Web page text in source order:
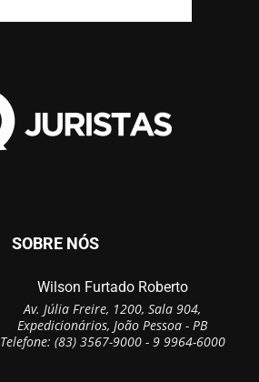
SOBRE NÓS
Wilson Furtado Roberto
Av. Júlia Freire, 1200, Sala 904,
Expedicionários, João Pessoa - PB
Telefone: (83) 3567-9000 - 9 9964-6000